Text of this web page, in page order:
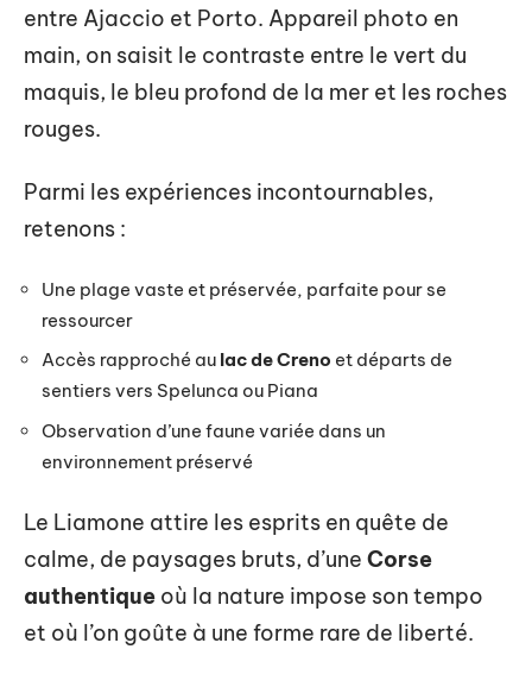
entre Ajaccio et Porto. Appareil photo en
main, on saisit le contraste entre le vert du
maquis, le bleu profond de la mer et les roches
rouges.
Parmi les expériences incontournables,
retenons :
Une plage vaste et préservée, parfaite pour se
ressourcer
Accès rapproché au lac de Creno et départs de
sentiers vers Spelunca ou Piana
Observation d’une faune variée dans un
environnement préservé
Le Liamone attire les esprits en quête de
calme, de paysages bruts, d’une Corse
authentique où la nature impose son tempo
et où l’on goûte à une forme rare de liberté.